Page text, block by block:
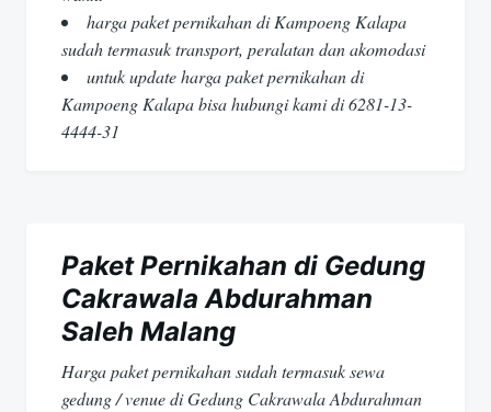
harga paket pernikahan di Kampoeng Kalapa
sudah termasuk transport, peralatan dan akomodasi
untuk update harga paket pernikahan di
Kampoeng Kalapa bisa hubungi kami di 6281-13-
4444-31
Paket Pernikahan di Gedung
Cakrawala Abdurahman
Saleh Malang
Harga paket pernikahan sudah termasuk sewa
gedung / venue di Gedung Cakrawala Abdurahman